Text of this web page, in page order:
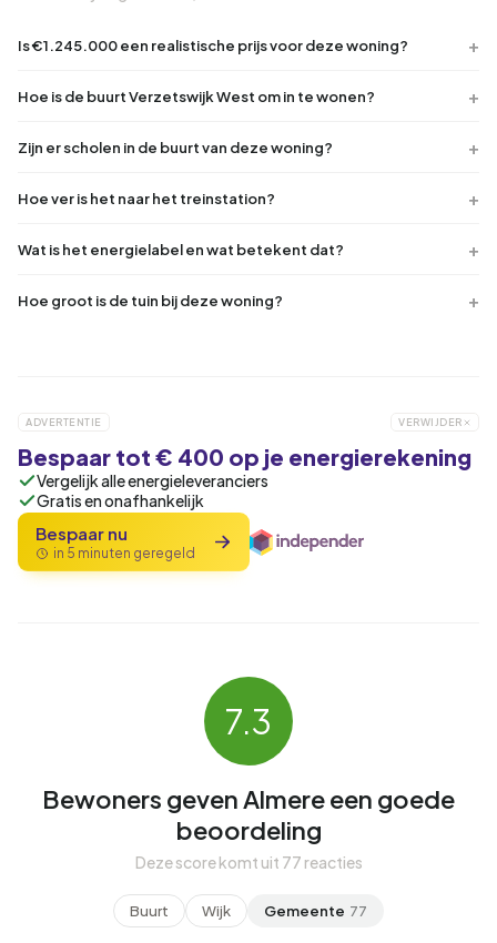
Is €1.245.000 een realistische prijs voor deze woning?
Hoe is de buurt Verzetswijk West om in te wonen?
Zijn er scholen in de buurt van deze woning?
Hoe ver is het naar het treinstation?
Wat is het energielabel en wat betekent dat?
Hoe groot is de tuin bij deze woning?
ADVERTENTIE VERWIJDER
Bespaar tot € 400 op je energierekening
Vergelijk alle energieleveranciers
Gratis en onafhankelijk
Bespaar nu
in 5 minuten geregeld
7.3
Bewoners geven Almere een goede
beoordeling
Deze score komt uit 77 reacties
Buurt Wijk Gemeente 77